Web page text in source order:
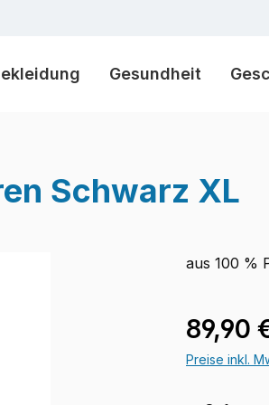
Gesundheit
Schwarz XL
aus 100 %
89,90
Preise inkl.